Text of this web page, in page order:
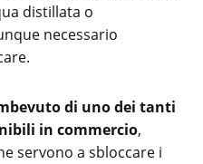
distillata o
necessario
di uno dei tanti
in commercio,
servono a sbloccare i